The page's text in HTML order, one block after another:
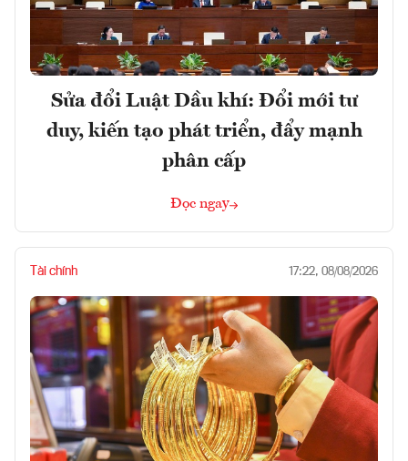
Sửa đổi Luật Dầu khí: Đổi mới tư
duy, kiến tạo phát triển, đẩy mạnh
phân cấp
Đọc ngay
Tài chính 17:22, 08/08/2026